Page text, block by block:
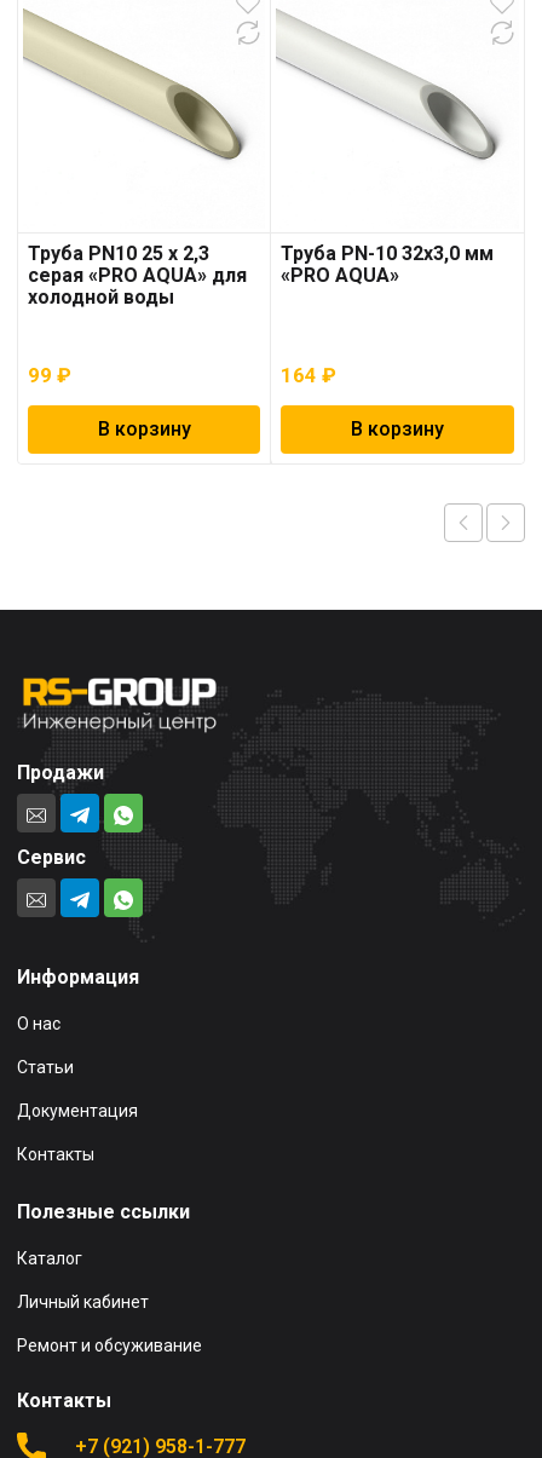
Труба PN10 25 x 2,3
серая «PRO AQUA» для
холодной воды
99 ₽
В корзину
Труба PN-10 32х3,0 мм
«PRO AQUA»
164₽
В корзину
Продажи
Сервис
Информация
О нас
Статьи
Документация
Контакты
Полезные ссылки
Каталог
Личный кабинет
Ремонт и обсуживание
Контакты
+7 (921) 958-1-777